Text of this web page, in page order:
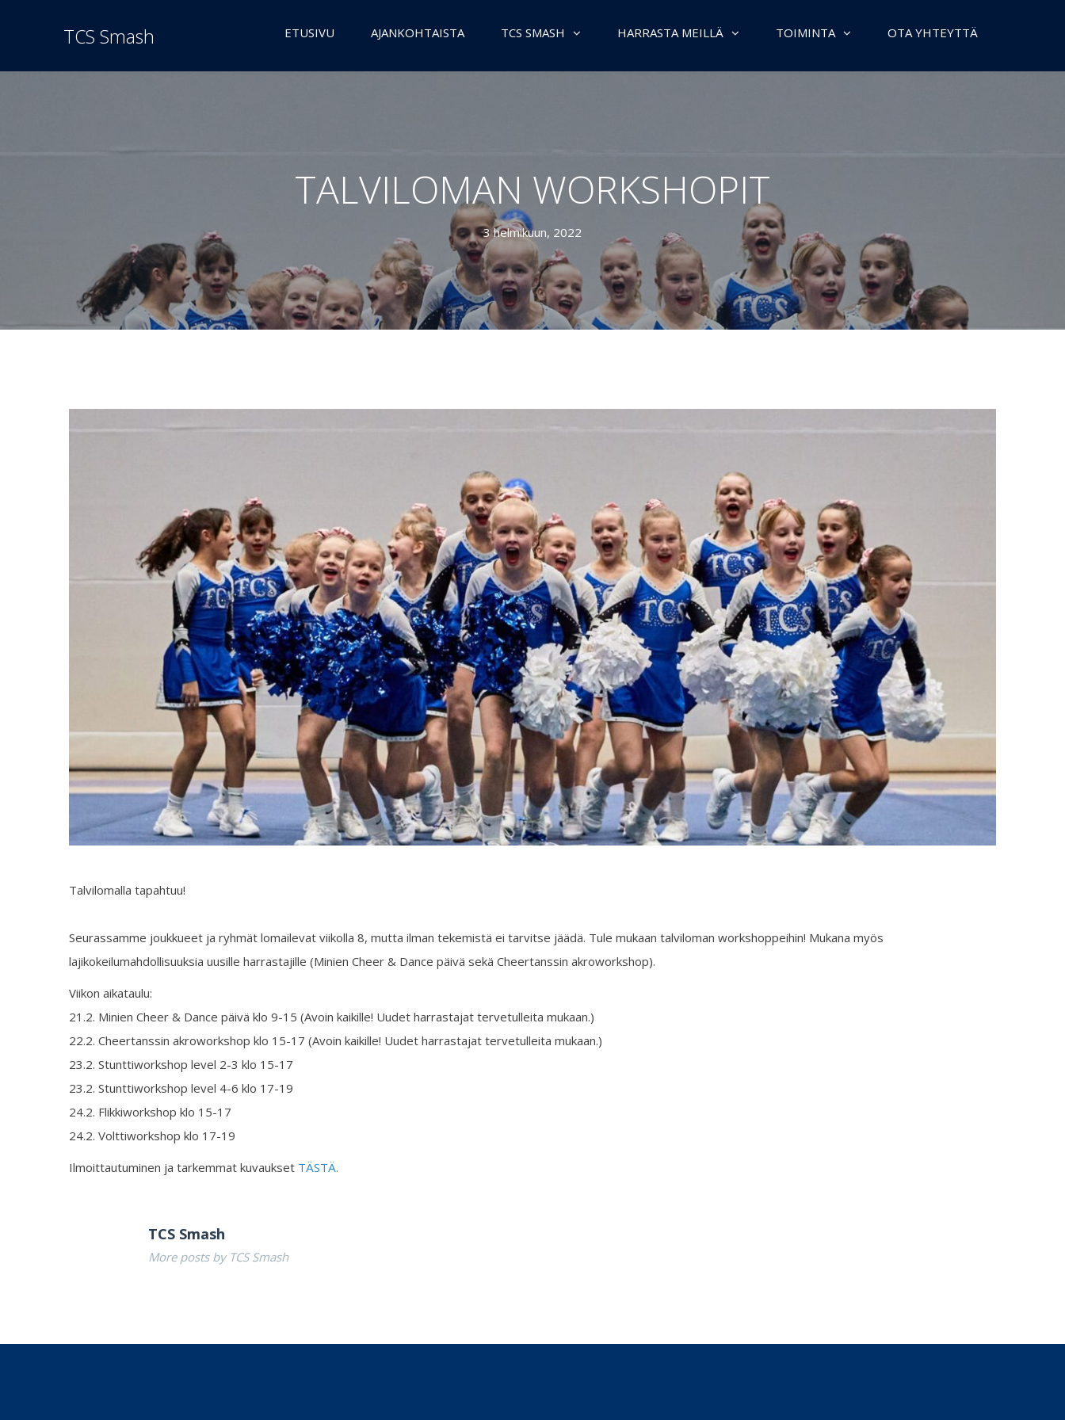
TCS Smash ETUSIVU AJANKOHTAISTA TCS SMASH HARRASTA MEILLÄ TOIMINTA OTA YHTEYTTÄ
TALVILOMAN WORKSHOPIT
3 helmikuun, 2022
Talvilomalla tapahtuu!
Seurassamme joukkueet ja ryhmät lomailevat viikolla 8, mutta ilman tekemistä ei tarvitse jäädä. Tule mukaan talviloman workshoppeihin! Mukana myös
lajikokeilumahdollisuuksia uusille harrastajille (Minien Cheer & Dance päivä sekä Cheertanssin akroworkshop).
Viikon aikataulu:
21.2. Minien Cheer & Dance päivä klo 9-15 (Avoin kaikille! Uudet harrastajat tervetulleita mukaan.)
22.2. Cheertanssin akroworkshop klo 15-17 (Avoin kaikille! Uudet harrastajat tervetulleita mukaan.)
23.2. Stunttiworkshop level 2-3 klo 15-17
23.2. Stunttiworkshop level 4-6 klo 17-19
24.2. Flikkiworkshop klo 15-17
24.2. Volttiworkshop klo 17-19
Ilmoittautuminen ja tarkemmat kuvaukset TÄSTÄ.
TCS Smash
More posts by TCS Smash